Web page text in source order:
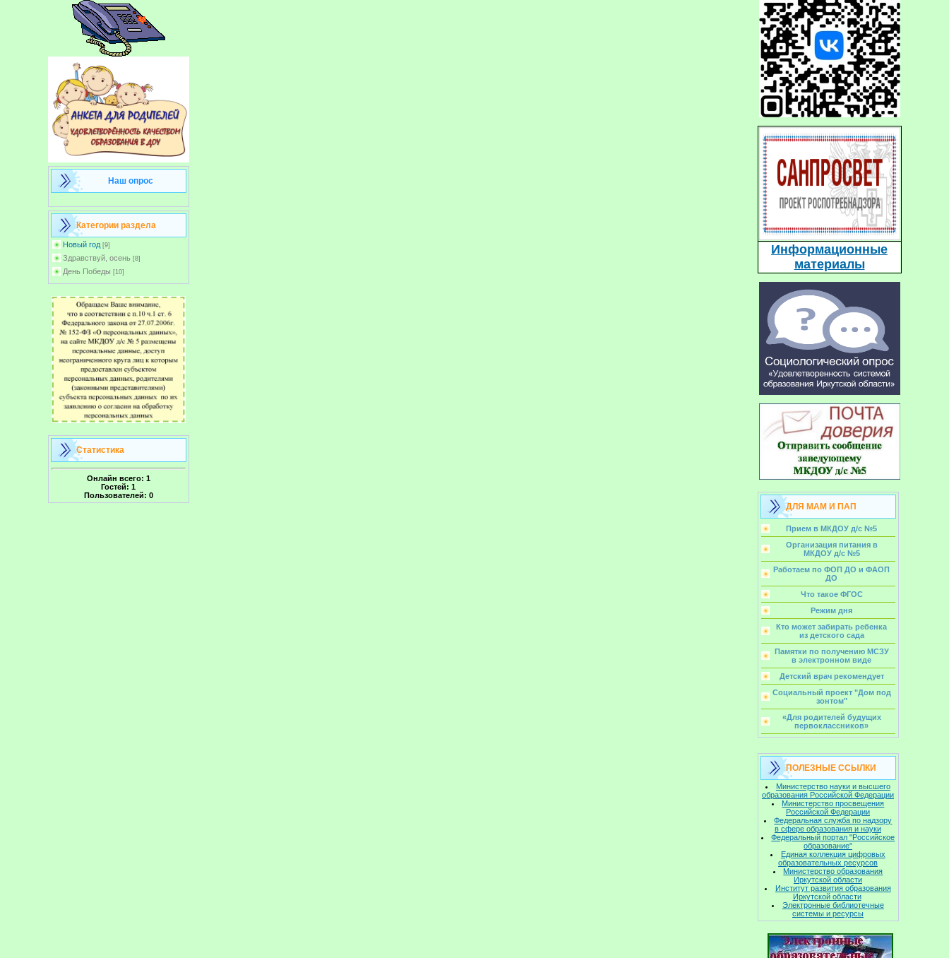
Наш опрос
Категории раздела
Новый год [9]
Здравствуй, осень [8]
День Победы [10]
Статистика
Онлайн всего: 1
Гостей: 1
Пользователей: 0
Информационные
материалы
ДЛЯ МАМ И ПАП
Прием в МКДОУ д/с №5
Организация питания в
МКДОУ д/с №5
Работаем по ФОП ДО и ФАОП
ДО
Что такое ФГОС
Режим дня
Кто может забирать ребенка
из детского сада
Памятки по получению МСЗУ
в электронном виде
Детский врач рекомендует
Социальный проект "Дом под
зонтом"
«Для родителей будущих
первоклассников»
ПОЛЕЗНЫЕ ССЫЛКИ
Министерство науки и высшего
образования Российской Федерации
Министерство просвещения
Российской Федерации
Федеральная служба по надзору
в сфере образования и науки
Федеральный портал "Российское
образование"
Единая коллекция цифровых
образовательных ресурсов
Министерство образования
Иркутской области
Институт развития образования
Иркутской области
Электронные библиотечные
системы и ресурсы